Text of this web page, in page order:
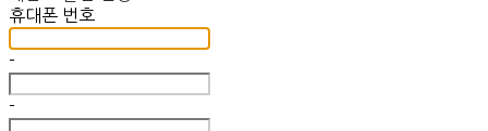
휴대폰 번호
-
-